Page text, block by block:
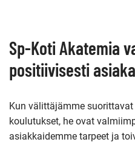
Sp-Koti Akatemia
positiivisesti
Kun välittäjämme
koulutukset, he ovat
asiakkaidemme tarpeet ja